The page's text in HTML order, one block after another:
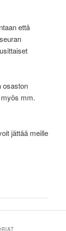
että
osaston
mm.
jättää meille